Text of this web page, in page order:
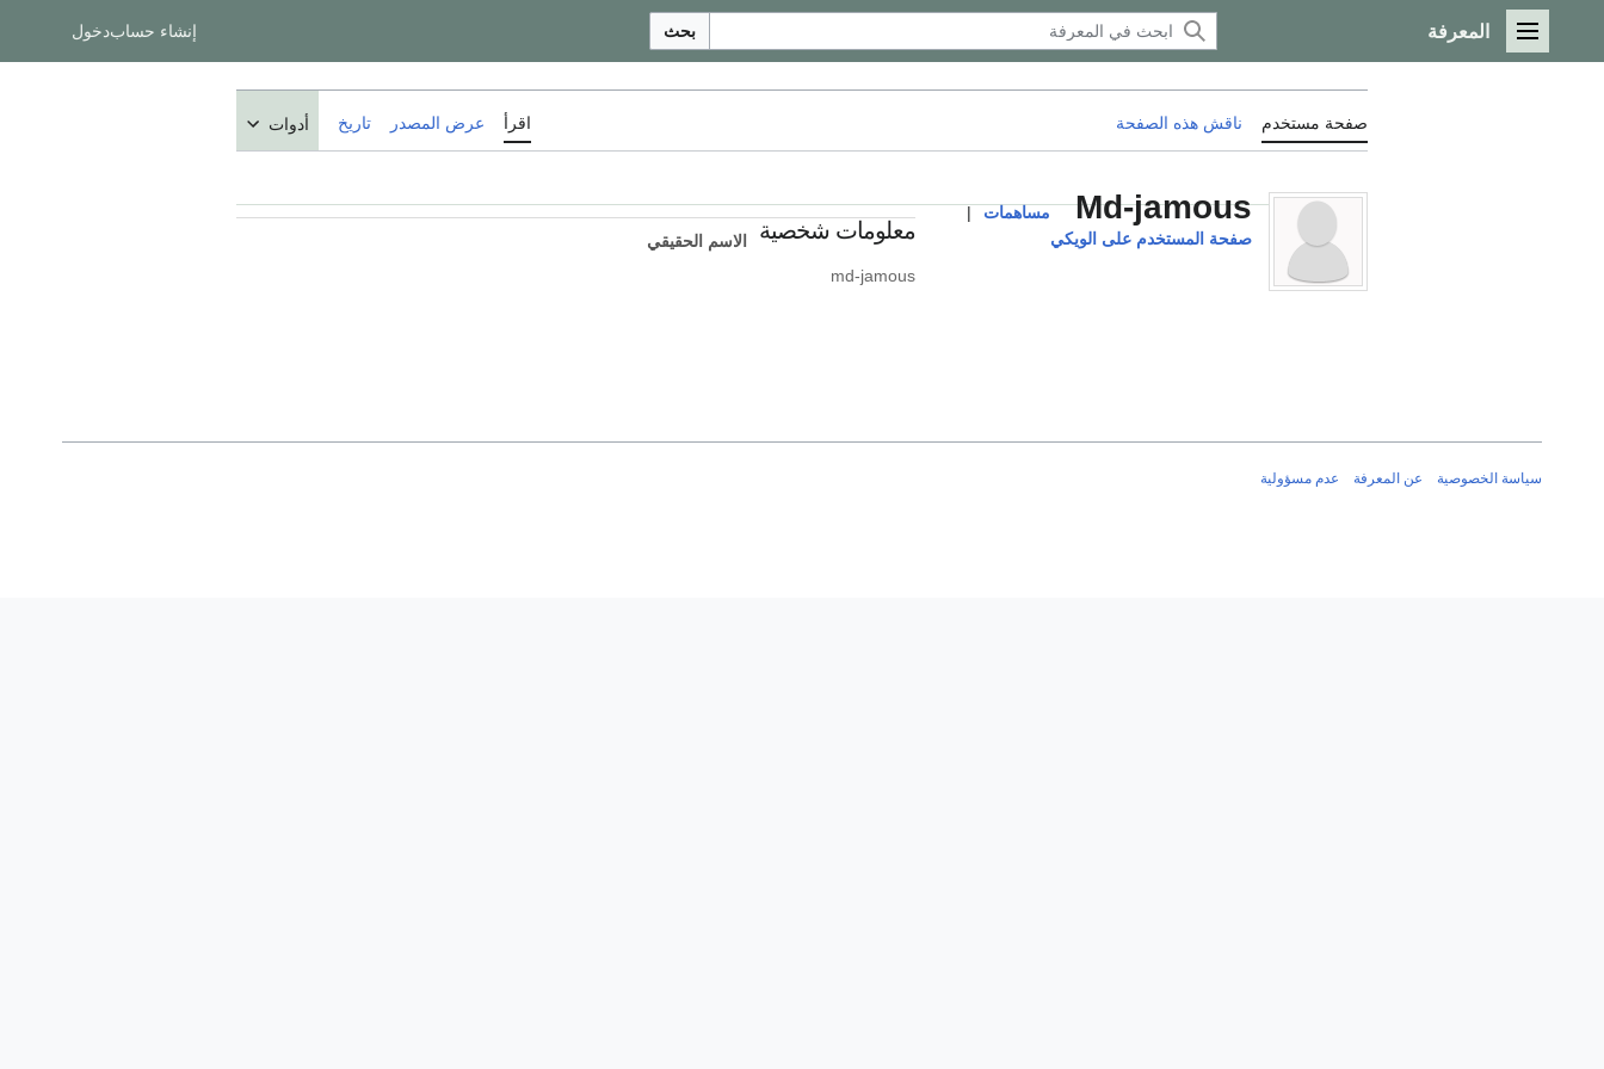
القائمة الرئيسية
المعرفة بحث إنشاء حسابدخول
صفحة مستخدم ناقش هذه الصفحة اقرأ عرض المصدر تاريخ أدوات
Md-jamous مساهمات
|
صفحة المستخدم على الويكي
معلومات شخصية
الاسم الحقيقي
md-jamous
سياسة الخصوصية عن المعرفة عدم مسؤولية